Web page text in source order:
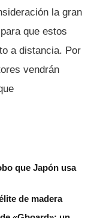
la gran
que estos
a distancia. Por
vendrán
que Japón usa
de madera